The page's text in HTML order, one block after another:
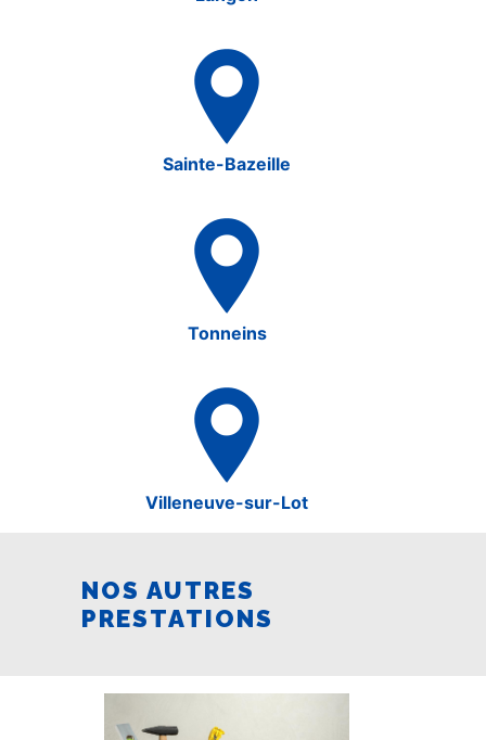
Sainte-Bazeille
Tonneins
Villeneuve-sur-Lot
NOS AUTRES
PRESTATIONS